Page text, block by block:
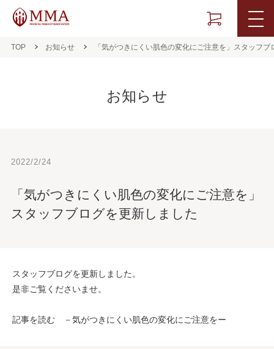
TOP お知らせ 「気がつきにくい肌色の変化にご注意を」スタッフ
お知らせ
2022/2/24
「気がつきにくい肌色の変化にご注意を」
スタッフブログを更新しました
スタッフブログを更新しました。
是非ご覧くださいませ。
記事を読む －気がつきにくい肌色の変化にご注意をー